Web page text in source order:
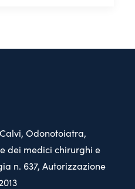
Odonotoiatra,
dei medici chirurghi e
n. 637, Autorizzazione